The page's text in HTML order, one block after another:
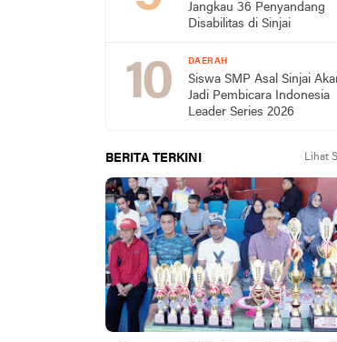
Jangkau 36 Penyandang
Disabilitas di Sinjai
DAERAH
Siswa SMP Asal Sinjai
Jadi Pembicara Indonesia
Leader Series 2026
BERITA TERKINI Lihat